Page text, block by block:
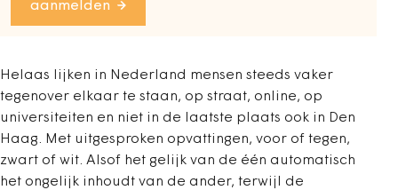
aanmelden
Helaas lijken in Nederland mensen steeds vaker
tegenover elkaar te staan, op straat, online, op
universiteiten en niet in de laatste plaats ook in Den
Haag. Met uitgesproken opvattingen, voor of tegen,
zwart of wit. Alsof het gelijk van de één automatisch
het ongelijk inhoudt van de ander, terwijl de